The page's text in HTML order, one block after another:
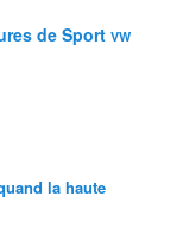
de Sport VW
la haute